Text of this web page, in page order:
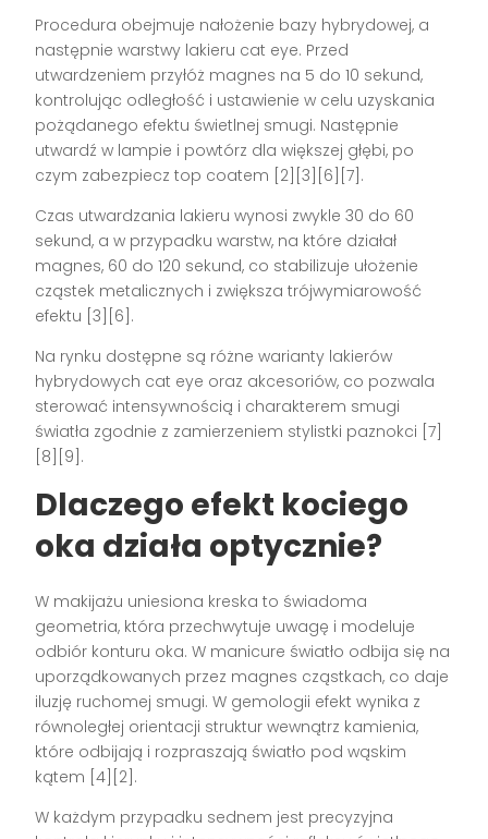
Procedura obejmuje nałożenie bazy hybrydowej, a
następnie warstwy lakieru cat eye. Przed
utwardzeniem przyłóż magnes na 5 do 10 sekund,
kontrolując odległość i ustawienie w celu uzyskania
pożądanego efektu świetlnej smugi. Następnie
utwardź w lampie i powtórz dla większej głębi, po
czym zabezpiecz top coatem [2][3][6][7].
Czas utwardzania lakieru wynosi zwykle 30 do 60
sekund, a w przypadku warstw, na które działał
magnes, 60 do 120 sekund, co stabilizuje ułożenie
cząstek metalicznych i zwiększa trójwymiarowość
efektu [3][6].
Na rynku dostępne są różne warianty lakierów
hybrydowych cat eye oraz akcesoriów, co pozwala
sterować intensywnością i charakterem smugi
światła zgodnie z zamierzeniem stylistki paznokci [7]
[8][9].
Dlaczego efekt kociego
oka działa optycznie?
W makijażu uniesiona kreska to świadoma
geometria, która przechwytuje uwagę i modeluje
odbiór konturu oka. W manicure światło odbija się na
uporządkowanych przez magnes cząstkach, co daje
iluzję ruchomej smugi. W gemologii efekt wynika z
równoległej orientacji struktur wewnątrz kamienia,
które odbijają i rozpraszają światło pod wąskim
kątem [4][2].
W każdym przypadku sednem jest precyzyjna